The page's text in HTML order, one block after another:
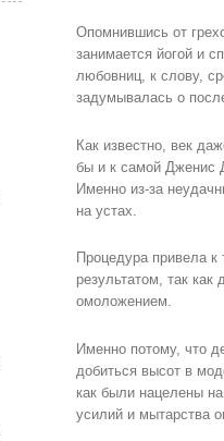
Опомнившись от
занимается йогой и
любовниц, к слову,
задумывалась о
Как известно, век
бы и к самой Дженис
Именно из-за
на устах.
Процедура привела
результатом, так
омоложением.
Именно потому, что
добиться высот в
как были нацелены
усилий и мытарства